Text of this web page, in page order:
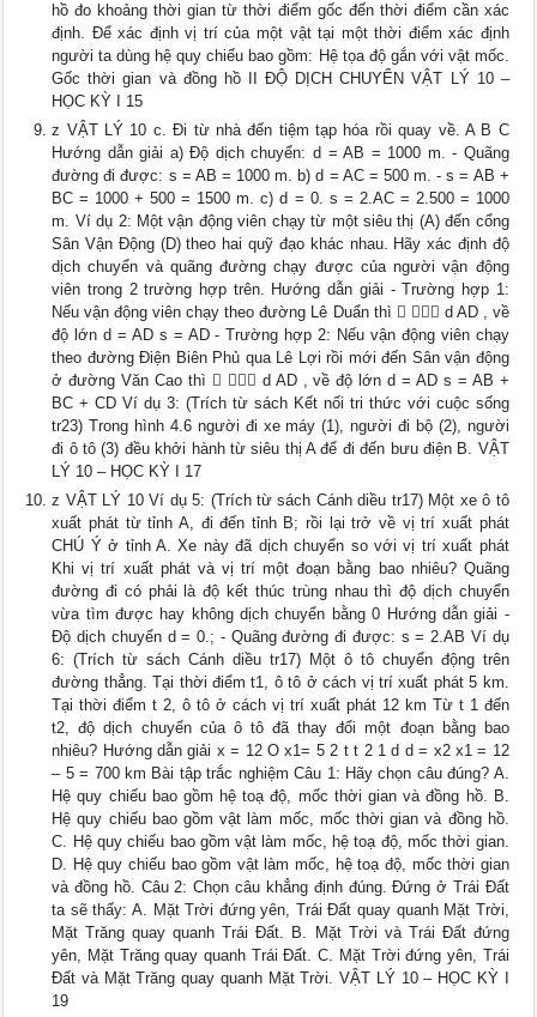
hồ đo khoảng thời gian từ thời điểm gốc đến thời điểm cần xác
định. Để xác định vị trí của một vật tại một thời điểm xác định
người ta dùng hệ quy chiếu bao gồm: Hệ tọa độ gắn với vật mốc.
Gốc thời gian và đồng hồ II ĐỘ DỊCH CHUYỂN VẬT LÝ 10 –
HỌC KỲ I 15
z VẬT LÝ 10 c. Đi từ nhà đến tiệm tạp hóa rồi quay về. A B C
Hướng dẫn giải a) Độ dịch chuyển: d = AB = 1000 m. - Quãng
đường đi được: s = AB = 1000 m. b) d = AC = 500 m. - s = AB +
BC = 1000 + 500 = 1500 m. c) d = 0. s = 2.AC = 2.500 = 1000
m. Ví dụ 2: Một vận động viên chạy từ một siêu thị (A) đến cổng
Sân Vận Động (D) theo hai quỹ đạo khác nhau. Hãy xác định độ
dịch chuyển và quãng đường chạy được của người vận động
viên trong 2 trường hợp trên. Hướng dẫn giải - Trường hợp 1:
Nếu vận động viên chạy theo đường Lê Duẩn thì   d AD , về
độ lớn d = AD s = AD - Trường hợp 2: Nếu vận động viên chạy
theo đường Điện Biên Phủ qua Lê Lợi rồi mới đến Sân vận động
ở đường Văn Cao thì   d AD , về độ lớn d = AD s = AB +
BC + CD Ví dụ 3: (Trích từ sách Kết nối tri thức với cuộc sống
tr23) Trong hình 4.6 người đi xe máy (1), người đi bộ (2), người
đi ô tô (3) đều khởi hành từ siêu thị A để đi đến bưu điện B. VẬT
LÝ 10 – HỌC KỲ I 17
z VẬT LÝ 10 Ví dụ 5: (Trích từ sách Cánh diều tr17) Một xe ô tô
xuất phát từ tỉnh A, đi đến tỉnh B; rồi lại trở về vị trí xuất phát
CHÚ Ý ở tỉnh A. Xe này đã dịch chuyển so với vị trí xuất phát
Khi vị trí xuất phát và vị trí một đoạn bằng bao nhiêu? Quãng
đường đi có phải là độ kết thúc trùng nhau thì độ dịch chuyển
vừa tìm được hay không dịch chuyển bằng 0 Hướng dẫn giải -
Độ dịch chuyển d = 0.; - Quãng đường đi được: s = 2.AB Ví dụ
6: (Trích từ sách Cánh diều tr17) Một ô tô chuyển động trên
đường thẳng. Tại thời điểm t1, ô tô ở cách vị trí xuất phát 5 km.
Tại thời điểm t 2, ô tô ở cách vị trí xuất phát 12 km Từ t 1 đến
t2, độ dịch chuyển của ô tô đã thay đổi một đoạn bằng bao
nhiêu? Hướng dẫn giải x = 12 O x1= 5 2 t t 2 1 d d = x2 x1 = 12
– 5 = 700 km Bài tập trắc nghiệm Câu 1: Hãy chọn câu đúng? A.
Hệ quy chiếu bao gồm hệ toạ độ, mốc thời gian và đồng hồ. B.
Hệ quy chiếu bao gồm vật làm mốc, mốc thời gian và đồng hồ.
C. Hệ quy chiếu bao gồm vật làm mốc, hệ toạ độ, mốc thời gian.
D. Hệ quy chiếu bao gồm vật làm mốc, hệ toạ độ, mốc thời gian
và đồng hồ. Câu 2: Chọn câu khẳng định đúng. Đứng ở Trái Đất
ta sẽ thấy: A. Mặt Trời đứng yên, Trái Đất quay quanh Mặt Trời,
Mặt Trăng quay quanh Trái Đất. B. Mặt Trời và Trái Đất đứng
yên, Mặt Trăng quay quanh Trái Đất. C. Mặt Trời đứng yên, Trái
Đất và Mặt Trăng quay quanh Mặt Trời. VẬT LÝ 10 – HỌC KỲ I
19